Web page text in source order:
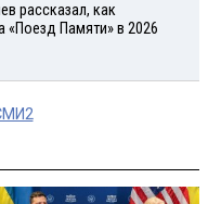
рассказал, как
«Поезд Памяти» в 2026